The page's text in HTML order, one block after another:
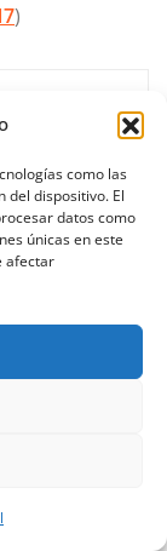
como las
del dispositivo. El
datos como
únicas en este
afectar
)